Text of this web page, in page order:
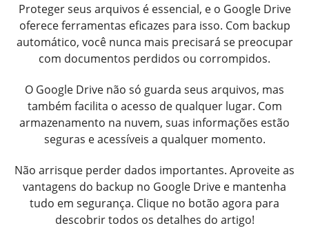
Proteger seus arquivos é essencial, e o Google Drive
oferece ferramentas eficazes para isso. Com backup
automático, você nunca mais precisará se preocupar
com documentos perdidos ou corrompidos.
O Google Drive não só guarda seus arquivos, mas
também facilita o acesso de qualquer lugar. Com
armazenamento na nuvem, suas informações estão
seguras e acessíveis a qualquer momento.
Não arrisque perder dados importantes. Aproveite as
vantagens do backup no Google Drive e mantenha
tudo em segurança. Clique no botão agora para
descobrir todos os detalhes do artigo!